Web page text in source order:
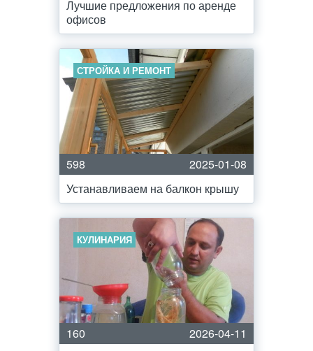
Лучшие предложения по аренде
офисов
СТРОЙКА И РЕМОНТ
598
2025-01-08
Устанавливаем на балкон крышу
КУЛИНАРИЯ
160
2026-04-11